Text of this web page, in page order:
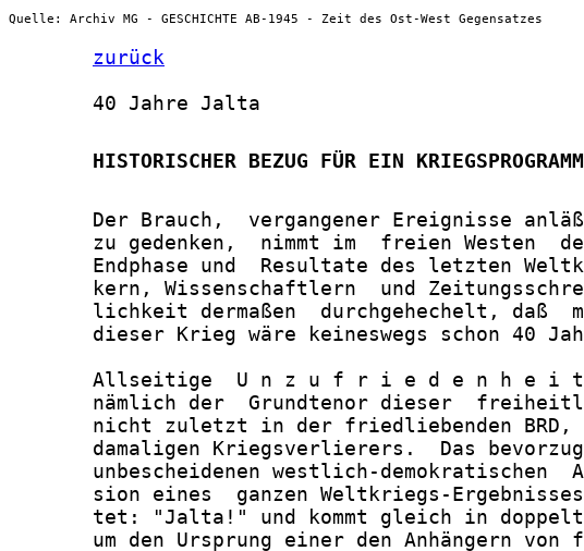
Quelle: Archiv MG - GESCHICHTE AB-1945 - Zeit des Ost-West Gegensatzes
zurück
       40 Jahre Jalta
       HISTORISCHER BEZUG FÜR EIN KRIEGSPROGRAMM